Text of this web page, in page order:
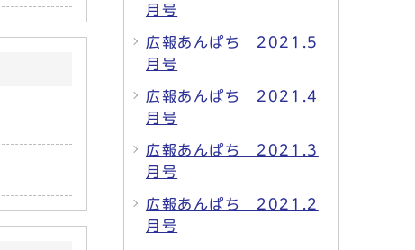
月号
広報あんぱち 2021.5
月号
広報あんぱち 2021.4
月号
広報あんぱち 2021.3
月号
広報あんぱち 2021.2
月号